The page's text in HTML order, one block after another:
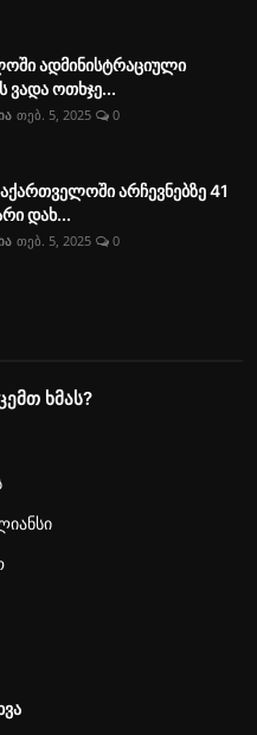
ადმინისტრაციული
ვადა ოთხჯე...
თებ. 5, 2025 0
არჩევნებზე 41
დახ...
თებ. 5, 2025 0
ხმას?